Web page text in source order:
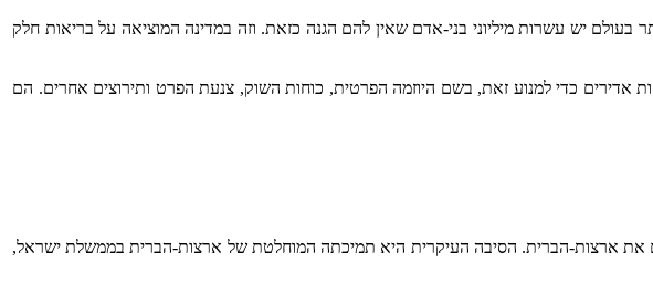
בעולם יש עשרות מיליוני בני-אדם שאין להם הגנה כזאת. וזה במדינה המוציאה על בריאות חלק
אדירים כדי למנוע זאת, בשם היוזמה הפרטית, כוחות השוק, צנעת הפרט ותירוצים אחרים. הם
את ארצות-הברית. הסיבה העיקרית היא תמיכתה המוחלטת של ארצות-הברית בממשלת ישראל,